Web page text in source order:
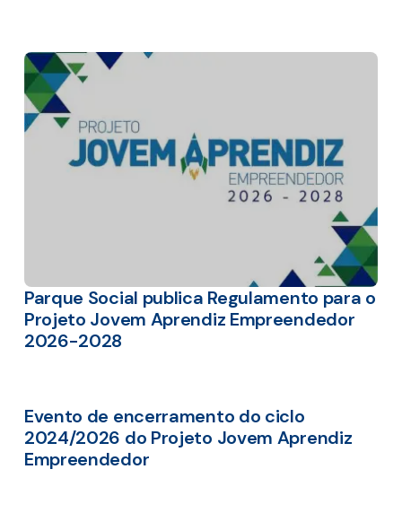
Parque Social publica Regulamento para o
Projeto Jovem Aprendiz Empreendedor
2026-2028
Evento de encerramento do ciclo
2024/2026 do Projeto Jovem Aprendiz
Empreendedor